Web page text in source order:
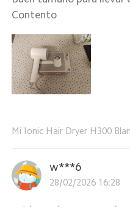
Contento
Mi Ionic Hair Dryer H300
w***6
28/02/2026 16:28